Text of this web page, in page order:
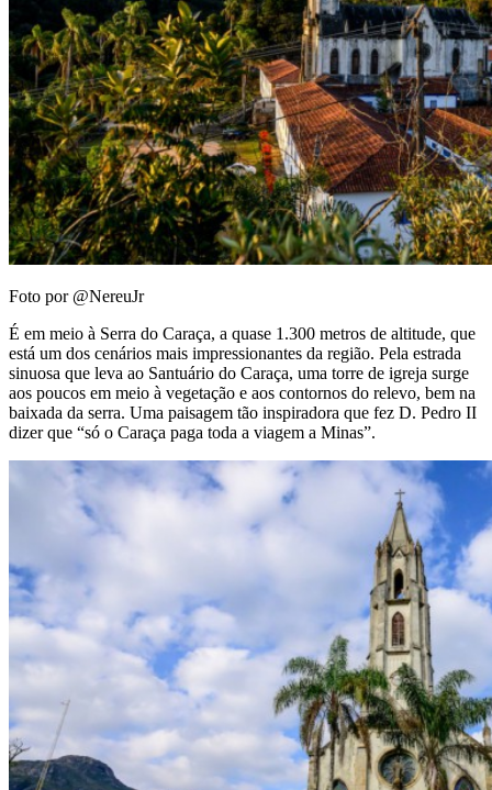
Foto por @NereuJr
É em meio à Serra do Caraça, a quase 1.300 metros de altitude, que
está um dos cenários mais impressionantes da região. Pela estrada
sinuosa que leva ao Santuário do Caraça, uma torre de igreja surge
aos poucos em meio à vegetação e aos contornos do relevo, bem na
baixada da serra. Uma paisagem tão inspiradora que fez D. Pedro II
dizer que “só o Caraça paga toda a viagem a Minas”.